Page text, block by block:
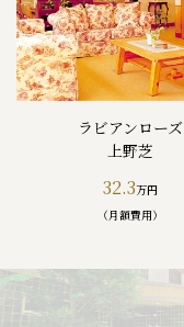
ラビアンローズ
上野芝
32.3万円
（月額費用）